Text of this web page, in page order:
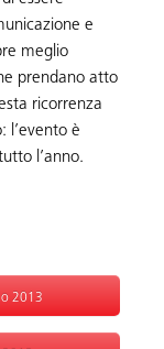
e
meglio
prendano atto
ricorrenza
l’evento è
l’anno.
2013